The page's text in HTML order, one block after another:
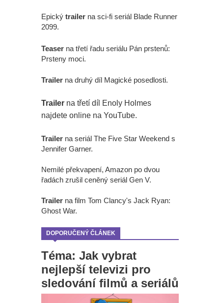
Epický trailer na sci-fi seriál Blade Runner
2099.
Teaser na třetí řadu seriálu Pán prstenů:
Prsteny moci.
Trailer na druhý díl Magické posedlosti.
Trailer na třetí díl Enoly Holmes
najdete online na YouTube.
Trailer na seriál The Five Star Weekend s
Jennifer Garner.
Nemilé překvapení, Amazon po dvou
řadách zrušil ceněný seriál Gen V.
Trailer na film Tom Clancy's Jack Ryan:
Ghost War.
DOPORUČENÝ ČLÁNEK
Téma: Jak vybrat
nejlepší televizi pro
sledování filmů a seriálů